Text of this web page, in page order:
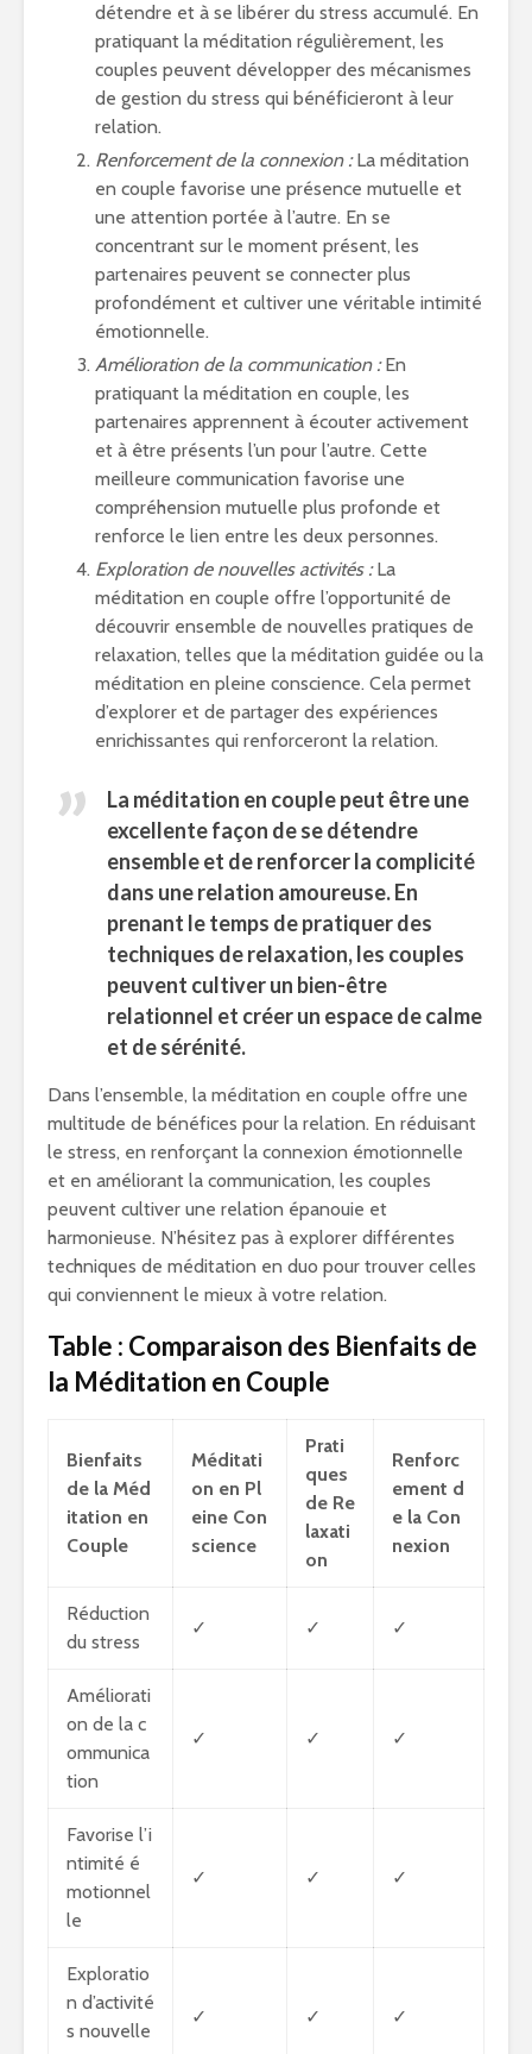
détendre et à se libérer du stress accumulé. En
pratiquant la méditation régulièrement, les
couples peuvent développer des mécanismes
de gestion du stress qui bénéficieront à leur
relation.
Renforcement de la connexion :La méditation
en couple favorise une présence mutuelle et
une attention portée à l’autre. En se
concentrant sur le moment présent, les
partenaires peuvent se connecter plus
profondément et cultiver une véritable intimité
émotionnelle.
Amélioration de la communication :En
pratiquant la méditation en couple, les
partenaires apprennent à écouter activement
et à être présents l’un pour l’autre. Cette
meilleure communication favorise une
compréhension mutuelle plus profonde et
renforce le lien entre les deux personnes.
Exploration de nouvelles activités :La
méditation en couple offre l’opportunité de
découvrir ensemble de nouvelles pratiques de
relaxation, telles que la méditation guidée ou la
méditation en pleine conscience. Cela permet
d’explorer et de partager des expériences
enrichissantes qui renforceront la relation.
La méditation en couple peut être une
excellente façon de se détendre
ensemble et de renforcer la complicité
dans une relation amoureuse. En
prenant le temps de pratiquer des
techniques de relaxation, les couples
peuvent cultiver un bien-être
relationnel et créer un espace de calme
et de sérénité.
Dans l’ensemble, la méditation en couple offre une
multitude de bénéfices pour la relation. En réduisant
le stress, en renforçant la connexion émotionnelle
et en améliorant la communication, les couples
peuvent cultiver une relation épanouie et
harmonieuse. N’hésitez pas à explorer différentes
techniques de méditation en duo pour trouver celles
qui conviennent le mieux à votre relation.
Table : Comparaison des Bienfaits de
la Méditation en Couple
Bienfaits
de la Méd
itation en
Couple
Méditati
on en Pl
eine Con
science
Prati
ques
de Re
laxati
on
Renforc
ement d
e la Con
nexion
Réduction
du stress
✓ ✓ ✓
Améliorati
on de la c
ommunica
tion
✓ ✓ ✓
Favorise l’i
ntimité é
motionnel
le
✓ ✓ ✓
Exploratio
n d’activité
s nouvelle
✓ ✓ ✓